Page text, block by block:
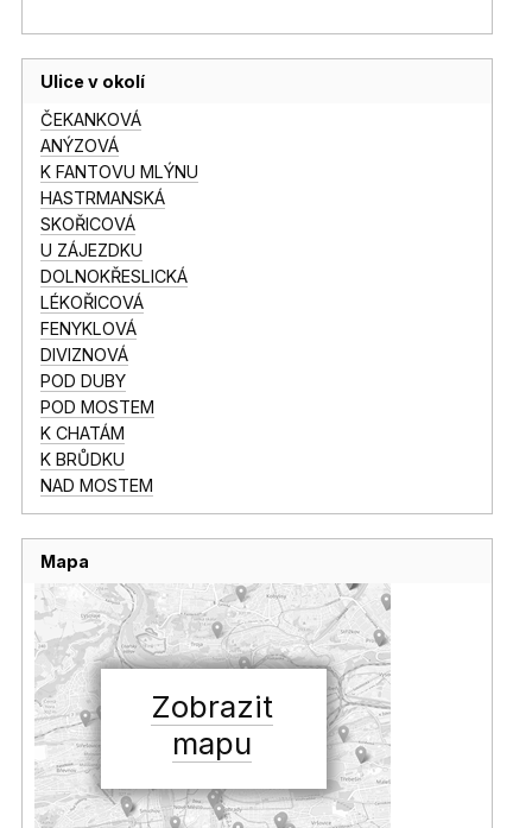
Ulice v okolí
ČEKANKOVÁ
ANÝZOVÁ
K FANTOVU MLÝNU
HASTRMANSKÁ
SKOŘICOVÁ
U ZÁJEZDKU
DOLNOKŘESLICKÁ
LÉKOŘICOVÁ
FENYKLOVÁ
DIVIZNOVÁ
POD DUBY
POD MOSTEM
K CHATÁM
K BRŮDKU
NAD MOSTEM
Mapa
Zobrazit
mapu